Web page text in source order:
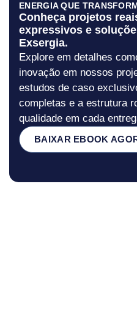
ENERGIA QUE
Conheça projetos
expressivos e
Exsergia.
Explore em detalhes
inovação em nossos
estudos de caso
completas e a estrutura
qualidade em cada
BAIXAR EBOOK